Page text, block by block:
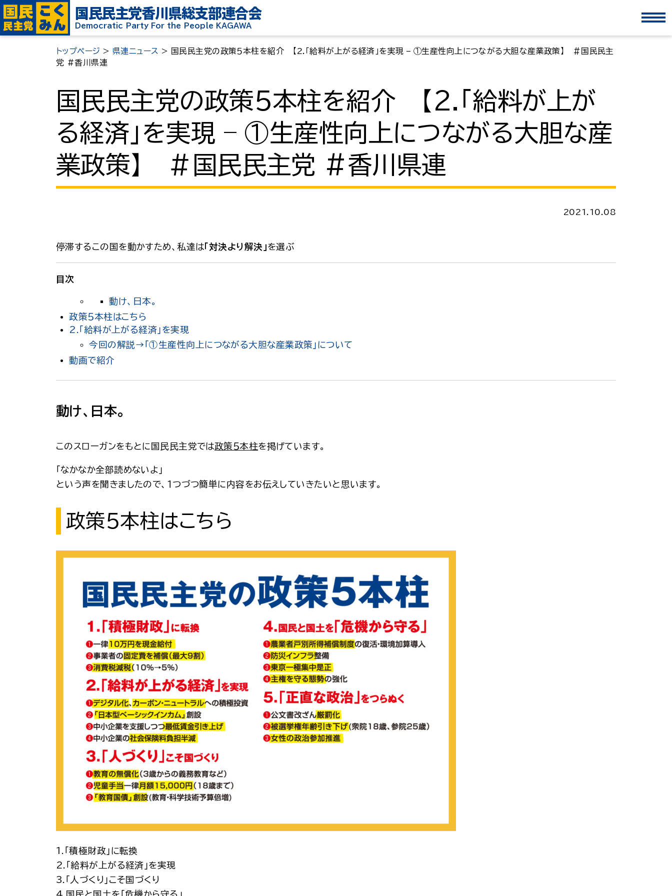
国民民主党香川県総支部連合会
Democratic Party For the People KAGAWA
トップページ > 県連ニュース > 国民民主党の政策５本柱を紹介 【2.「給料が上がる経済」を実現 – ①生産性向上につながる大胆な産業政策】 ＃国民民主
党 #香川県連
国民民主党の政策５本柱を紹介 【2.「給料が上が
る経済」を実現 – ①生産性向上につながる大胆な産
業政策】 ＃国民民主党 #香川県連
2021.10.08
停滞するこの国を動かすため、私達は 「対決より解決」を選ぶ
目次
動け、日本。
政策５本柱はこちら
2.「給料が上がる経済」を実現
今回の解説→「①生産性向上につながる大胆な産業政策」について
動画で紹介
動け、日本。
このスローガンをもとに国民民主党では政策５本柱を掲げています。
「なかなか全部読めないよ」
という声を聞きましたので、１つづつ簡単に内容をお伝えしていきたいと思います。
政策５本柱はこちら
1.「積極財政」に転換
2.「給料が上がる経済」を実現
3.「人づくり」こそ国づくり